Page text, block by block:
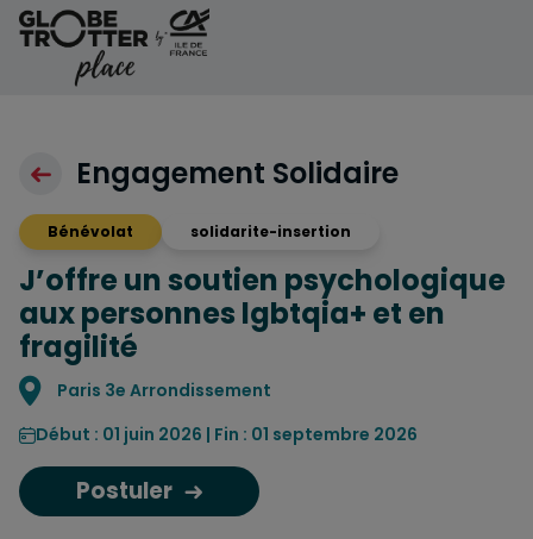
Aller au contenu
Engagement Solidaire
Bénévolat solidarite-insertion
J’offre un soutien psychologique
aux personnes lgbtqia+ et en
fragilité
Localisation
Paris 3e Arrondissement
Début : 01 juin 2026 | Fin : 01 septembre 2026
Postuler